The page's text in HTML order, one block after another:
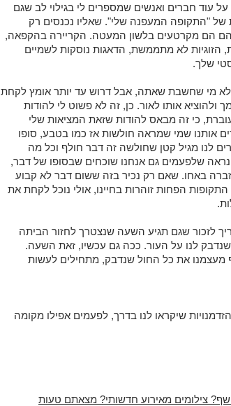
עוד חברים ואנשים שמספרים לי בגילוי לב שגם
של "התקופה המעפנה שלי". שאליו נכנסים רק
הם מקרטעים בלשון המעטה. הקריירה בהקפאה,
הזוגיות לא מתממשת, הדאגות נוסקות לשמיים
שלך.
מי שחשבת שאתה, אבל דרוש עד יותר אומץ לקחת
אותו לאור. כן, זה לא פשוט לי להודות
כי זה מבאס להודות שזאת המציאות שלי
אותנו שמי שמראה חולשות אז כמו בטבע, סופו
לנו מגיל קטן שחולשה זה דבר חולף וכל מה
שלפעמים גם אנחנו שוכחים שבסופו של דבר,
זברה באחו. שאם רק נכיר בזה ששום דבר לא קבוע
הפחות זוהרות בחיינו, אולי נוכל לקחת את
לזכור שגם תגיע השעה שנצטרך לחזור הביתה
לנו על העור. ככה גם עכשיו, זאת השעה.
מעצמנו את כל החול שנדבק, מתחילים לעשות
ת שיקראו לנו בדרך, לפעמים אפילו מקומה
צילומים מאירוע חדשותי? מצאתם טעות